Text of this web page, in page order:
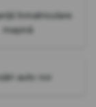
înmatriculare
mașină
auto noi